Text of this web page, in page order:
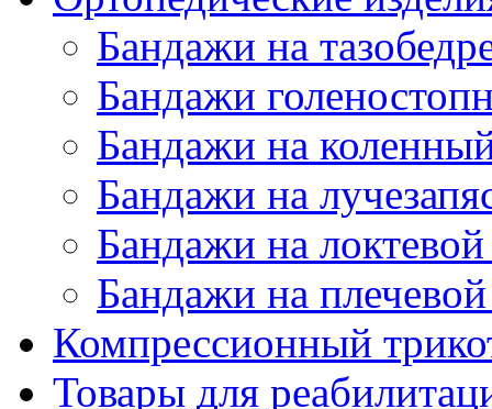
Бандажи на
Бандажи
Бандажи на
Бандажи на
Бандажи на локтевой
Бандажи на плечевой
Компрессионный
Товары для